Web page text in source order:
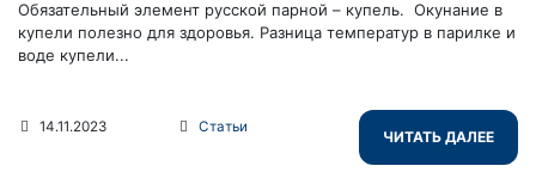
Обязательный элемент русской парной – купель. Окунание в
купели полезно для здоровья. Разница температур в парилке и
воде купели...
14.11.2023 Статьи
ЧИТАТЬ ДАЛЕЕ